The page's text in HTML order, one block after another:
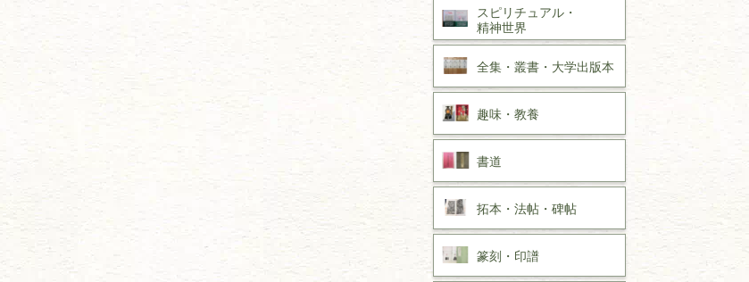
スピリチュアル・
精神世界
全集・ 叢書・ 大学出版本
趣味・ 教養
書道
拓本・法帖・ 碑帖
篆刻・印譜